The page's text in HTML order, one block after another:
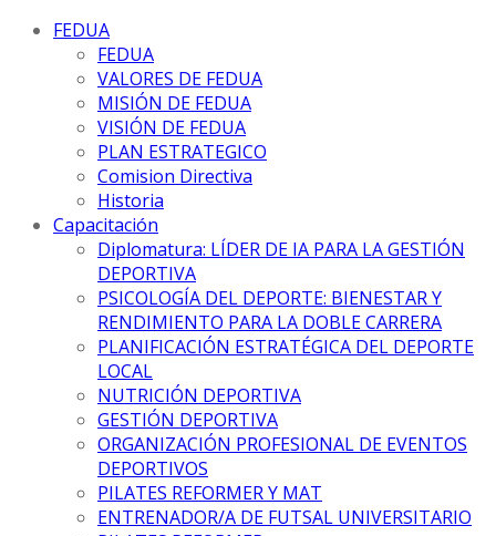
FEDUA
FEDUA
VALORES DE FEDUA
MISIÓN DE FEDUA
VISIÓN DE FEDUA
PLAN ESTRATEGICO
Comision Directiva
Historia
Capacitación
Diplomatura: LÍDER DE IA PARA LA GESTIÓN
DEPORTIVA
PSICOLOGÍA DEL DEPORTE: BIENESTAR Y
RENDIMIENTO PARA LA DOBLE CARRERA
PLANIFICACIÓN ESTRATÉGICA DEL DEPORTE
LOCAL
NUTRICIÓN DEPORTIVA
GESTIÓN DEPORTIVA
ORGANIZACIÓN PROFESIONAL DE EVENTOS
DEPORTIVOS
PILATES REFORMER Y MAT
ENTRENADOR/A DE FUTSAL UNIVERSITARIO